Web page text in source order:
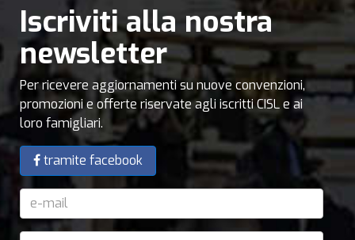
Iscriviti alla nostra
newsletter
Per ricevere aggiornamenti su nuove convenzioni,
promozioni e offerte riservate agli iscritti CISL e ai
loro famigliari.
tramite facebook